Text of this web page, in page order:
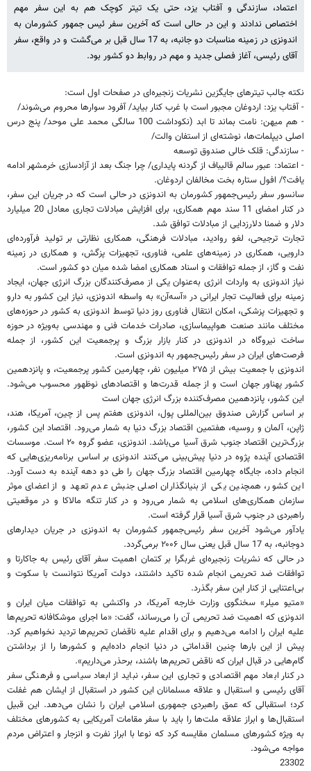
اعتماد، سازندگی و آفتاب یزد، حتی یک تیتر کوچک هم به این سفر مهم
اختصاص ندادند و این در حالی است که آخرین سفر ئیس جمهور کشورمان به
‌اندونزی در زمینه مناسبات دو جانبه، به 17 سال قبل بر می‌گشت و در واقع، سفر
آقای رئیسی، آغاز فصلی جدید و مهم در روابط دو کشور بود.
نکته جالب تیترهای جایگزین نشریات زنجیره‌ای در صفحات اول است:
- آفتاب یزد: اردوغان مجبور است با غرب کنار بیاید/ آفرود سوارها محروم می‌شوند/
- هم میهن: نامت بماند تا ابد (نکوداشت 100 سالگی محمد علی موحد/ پنج درس
اصلی دیپلمات‌ها، نوشته‌ای از استفان والت/
- سازندگی: قلک خالی صندوق توسعه
- اعتماد: عبور سالم قالیباف از گردنه پایداری/ چرا جنگ بعد از آزادسازی خرمشهر ادامه
یافت؟/ افول ستاره بخت مخالفان اردوغان.
سانسور سفر رئیس‌جمهور کشورمان به ‌اندونزی در حالی است که در جریان این سفر،
در کنار امضای 11 سند مهم همکاری، برای افزایش مبادلات تجاری معادل 20 میلیارد
دلار و ضمنا دلارزدایی از مبادلات توافق شد.
تجارت ترجیحی، لغو روادید، مبادلات فرهنگی، همکاری نظارتی بر تولید فرآورده‌ای
دارویی، همکاری در زمینه‌های علمی، فناوری، تجهیزات پزگش، و همکاری در زمینه
نفت و گاز، از جمله توافقات و اسناد همکاری امضا شده میان دو کشور است.
نیاز ‌اندونزی به واردات انرژی به‌عنوان یکی از مصرف‌کنندگان بزرگ انرژی جهان، ایجاد
زمینه برای فعالیت تجار ایرانی در «آسه‌آن» به واسطه‌ ‌اندونزی، نیاز این کشور به دارو
و تجهیزات پزشکی، امکان انتقال فناوری روز دنیا توسط ‌اندونزی به کشور در حوزه‌های
مختلف مانند صنعت هواپیماسازی، صادرات خدمات فنی و مهندسی به‌ویژه در حوزه
ساخت نیروگاه در ‌اندونزی در کنار بازار بزرگ و پرجمعیت این کشور، از جمله
فرصت‌های ایران در سفر رئیس‌جمهور به ‌اندونزی است.
اندونزی با جمعیت بیش از ۲۷۵ میلیون نفر، چهارمین کشور پرجمعیت، و پانزدهمین
کشور پهناور جهان است و از جمله قدرت‌ها و اقتصادهای نوظهور محسوب می‌شود.
این کشور، پانزدهمین مصرف‌کننده بزرگ انرژی جهان است
بر اساس گزارش صندوق بین‌المللی پول،‌ اندونزی هفتم پس از چین، آمریکا، هند،
ژاپن، آلمان و روسیه، هفتمین اقتصاد بزرگ دنیا به شمار می‌رود. اقتصاد این کشور،
بزرگ‌ترین اقتصاد جنوب شرق آسیا می‌باشد. ‌اندونزی، عضو گروه ۲۰ است. موسسات
اقتصادی آینده پژوه در دنیا پیش‌بینی می‌کنند ‌اندونزی بر اساس برنامه‌ریزی‌هایی که
انجام داده، جایگاه چهارمین اقتصاد بزرگ جهان را طی دو دهه آینده به دست آورد.
این کشور، همچنین یکی از بنیانگذاران اصلی جنبش عدم تعهد و از اعضای موثر
سازمان همکاری‌های اسلامی به شمار می‌رود و در کنار تنگه مالاکا و در موقعیتی
راهبردی در جنوب شرق آسیا قرار گرفته است.
یادآور می‌شود آخرین سفر رئیس‌جمهور کشورمان به ‌اندونزی در جریان دیدارهای
دوجانبه، به 17 سال قبل یعنی سال ۲۰۰۶ برمی‌گردد.
در حالی که نشریات زنجیره‌ای غربگرا بر کتمان اهمیت سفر آقای رئیس ‌به جاکارتا و
توافقات ضد تحریمی انجام شده تاکید داشتند، دولت آمریکا نتوانست با سکوت و
بی‌اعتنایی از کنار این سفر بگذرد.
«متیو میلر» سخنگوی وزارت خارجه آمریکا، در واکنشی به توافقات میان ایران و
اندونزی که اهمیت ضد تحریمی آن را می‌رساند، گفت: «ما اجرای موشکافانه تحریم‌ها
علیه ایران را ادامه می‌دهیم و برای اقدام علیه ناقضان تحریم‌ها تردید نخواهیم کرد.
پیش از این بارها چنین اقداماتی در دنیا انجام داده‌ایم و کشورها را از برداشتن
گام‌هایی در قبال ایران که ناقض تحریم‌ها باشند، برحذر می‌داریم».
در کنار ابعاد مهم اقتصادی و تجاری این سفر، نباید از ابعاد سیاسی و فرهنگی سفر
آقای رئیسی و استقبال و علاقه مسلمانان این کشور در استقبال از ایشان هم غفلت
کرد؛ استقبالی که عمق راهبردی جمهوری اسلامی ایران را نشان می‌دهد. این قبیل
استقبال‌ها و ابراز علاقه ملت‌ها را باید با سفر مقامات آمریکایی به کشورهای مختلف
به ویژه کشورهای مسلمان مقایسه کرد که نوعا با ابراز نفرت و انزجار و اعتراض مردم
مواجه می‌شود.
23302